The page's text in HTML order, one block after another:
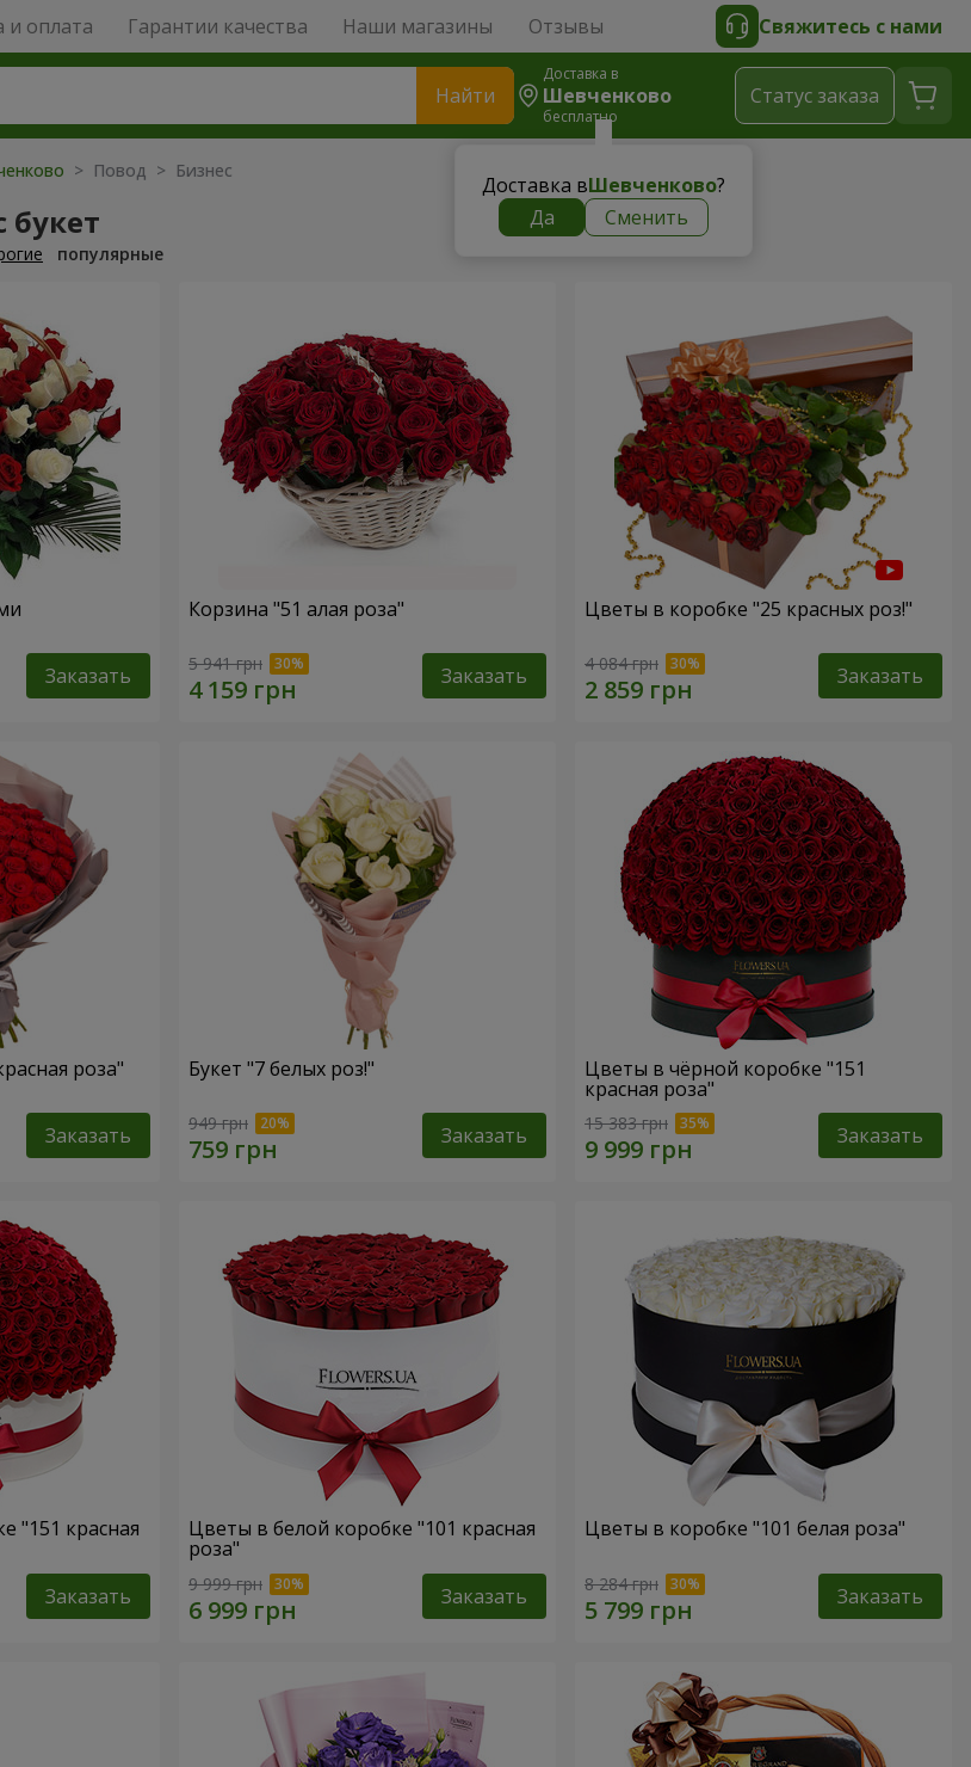
и оплата Гарантии качества Наши магазины Отзывы Свяжитесь с нами
Найти
Доставка в
Шевченково
бесплатно
Доставка вШевченково?
Да
Сменить
Cтатус заказа
> Повод > Бизнес
букет
популярные
Заказать
Корзина "51 алая роза"
5 941 грн Заказать
Цветы в коробке "25 красных роз!"
4 084 грн Заказать
роза"
Заказать
Букет "7 белых роз!"
949 грн Заказать
Цветы в чёрной коробке "151
красная роза"
15 383 грн Заказать
"151 красная
Заказать
Цветы в белой коробке "101 красная
роза"
9 999 грн Заказать
Цветы в коробке "101 белая роза"
8 284 грн Заказать